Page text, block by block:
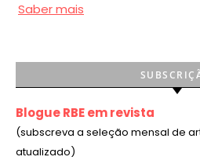
Saber mais
Blogue RBE em revista
(subscreva a seleção mensal de
atualizado)